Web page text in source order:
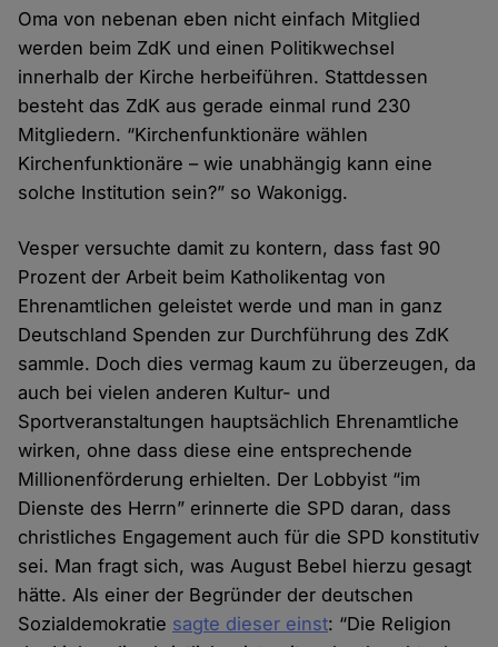
Oma von nebenan eben nicht einfach Mitglied
werden beim ZdK und einen Politikwechsel
innerhalb der Kirche herbeiführen. Stattdessen
besteht das ZdK aus gerade einmal rund 230
Mitgliedern. “Kirchenfunktionäre wählen
Kirchenfunktionäre – wie unabhängig kann eine
solche Institution sein?” so Wakonigg.
Vesper versuchte damit zu kontern, dass fast 90
Prozent der Arbeit beim Katholikentag von
Ehrenamtlichen geleistet werde und man in ganz
Deutschland Spenden zur Durchführung des ZdK
sammle. Doch dies vermag kaum zu überzeugen, da
auch bei vielen anderen Kultur- und
Sportveranstaltungen hauptsächlich Ehrenamtliche
wirken, ohne dass diese eine entsprechende
Millionenförderung erhielten. Der Lobbyist “im
Dienste des Herrn” erinnerte die SPD daran, dass
christliches Engagement auch für die SPD konstitutiv
sei. Man fragt sich, was August Bebel hierzu gesagt
hätte. Als einer der Begründer der deutschen
Sozialdemokratie sagte dieser einst: “Die Religion